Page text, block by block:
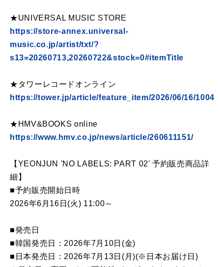
★UNIVERSAL MUSIC STORE
https://store-annex.universal-
music.co.jp/artist/txt/?
s13=20260713,20260722&stock=0#itemTitle
★タワーレコードオンライン
https://tower.jp/article/feature_item/2026/06/16/1004
★HMV&BOOKS online
https://www.hmv.co.jp/news/article/260611151/
【YEONJUN 'NO LABELS: PART 02' 予約販売商品詳
細】
■予約販売開始日時
2026年6月16日(火) 11:00～
■発売日
■韓国発売日：2026年7月10日(金)
■日本発売日：2026年7月13日(月)(※日本お届け日)